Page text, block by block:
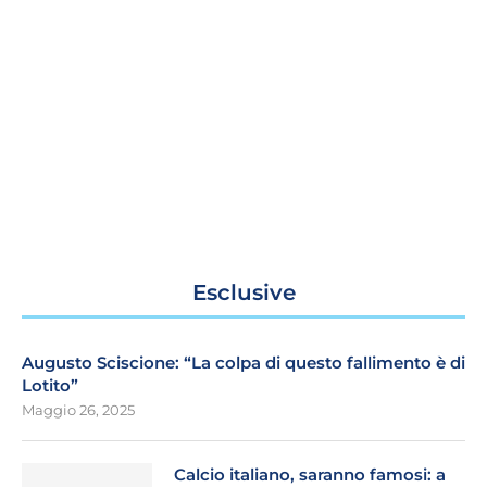
Esclusive
Augusto Sciscione: “La colpa di questo fallimento è di
Lotito”
Maggio 26, 2025
Calcio italiano, saranno famosi: a